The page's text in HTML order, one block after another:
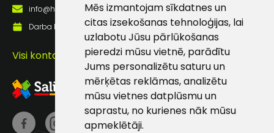
Mēs izmantojam sīkdatnes un
citas izsekošanas tehnoloģijas, lai
uzlabotu Jūsu pārlūkošanas
pieredzi mūsu vietnē, parādītu
Jums personalizētu saturu un
mērķētas reklāmas, analizētu
mūsu vietnes datplūsmu un
saprastu, no kurienes nāk mūsu
apmeklētāji.
info@hards.lv
Darba laiks: Darbadienās: 8:00 - 17:00
Visi kontakti
Sūtīt ziņojumu
Klientu
atbalsts
Darbdienās: